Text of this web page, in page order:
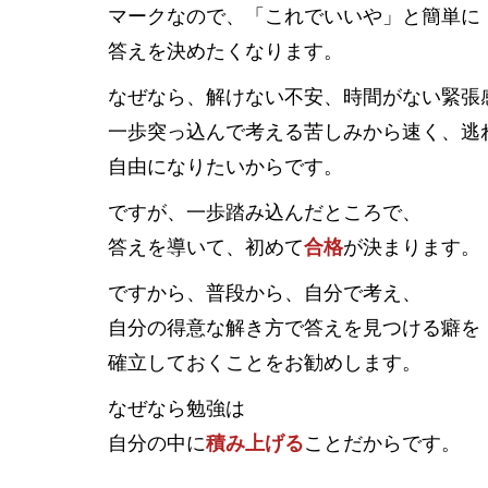
マークなので、「これでいいや」と簡単に
答えを決めたくなります。
なぜなら、解けない不安、時間がない緊張
一歩突っ込んで考える苦しみから速く、逃
自由になりたいからです。
ですが、一歩踏み込んだところで、
答えを導いて、初めて合格が決まります。
ですから、普段から、自分で考え、
自分の得意な解き方で答えを見つける癖を
確立しておくことをお勧めします。
なぜなら勉強は
自分の中に積み上げることだからです。